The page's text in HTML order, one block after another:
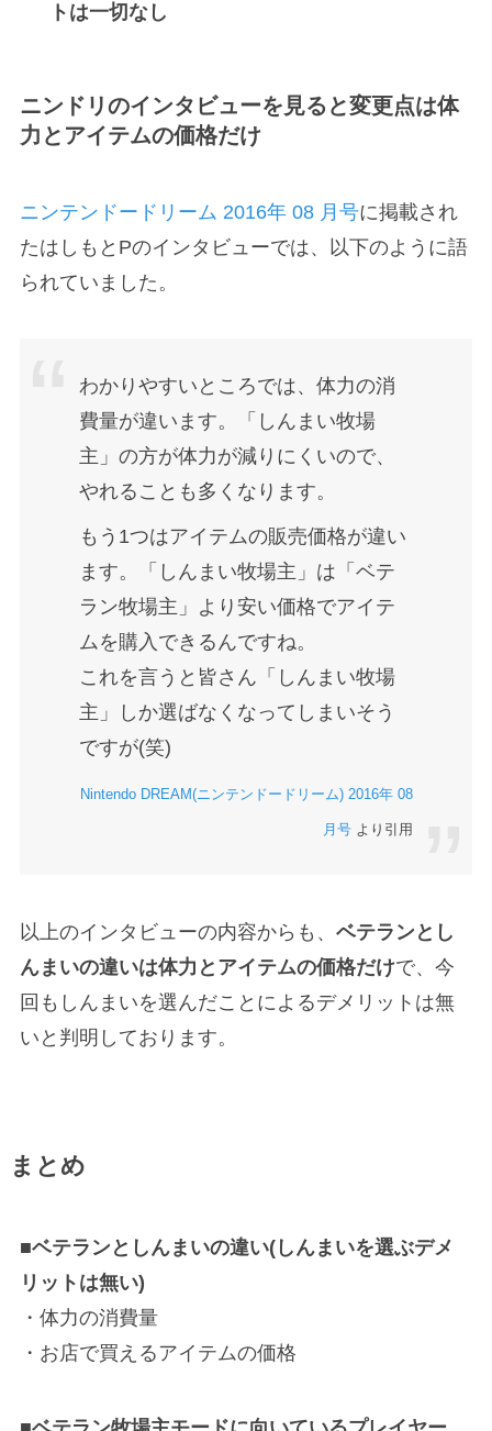
トは一切なし
ニンドリのインタビューを見ると変更点は体
力とアイテムの価格だけ
ニンテンドードリーム 2016年 08 月号に掲載され
たはしもとPのインタビューでは、以下のように語
られていました。
わかりやすいところでは、体力の消
費量が違います。「しんまい牧場
主」の方が体力が減りにくいので、
やれることも多くなります。
もう1つはアイテムの販売価格が違い
ます。「しんまい牧場主」は「ベテ
ラン牧場主」より安い価格でアイテ
ムを購入できるんですね。
これを言うと皆さん「しんまい牧場
主」しか選ばなくなってしまいそう
ですが(笑)
Nintendo DREAM(ニンテンドードリーム) 2016年 08
月号 より引用
以上のインタビューの内容からも、 ベテランとし
んまいの違いは体力とアイテムの価格だけで、今
回もしんまいを選んだことによるデメリットは無
いと判明しております。
まとめ
■ベテランとしんまいの違い(しんまいを選ぶデメ
リットは無い)
・体力の消費量
・お店で買えるアイテムの価格